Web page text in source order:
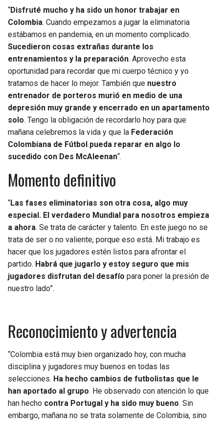
“Disfruté mucho y ha sido un honor trabajar en
Colombia. Cuando empezamos a jugar la eliminatoria
estábamos en pandemia, en un momento complicado.
Sucedieron cosas extrañas durante los
entrenamientos y la preparación. Aprovecho esta
oportunidad para recordar que mi cuerpo técnico y yo
tratamos de hacer lo mejor. También que nuestro
entrenador de porteros murió en medio de una
depresión muy grande y encerrado en un apartamento
solo. Tengo la obligación de recordarlo hoy para que
mañana celebremos la vida y que la Federación
Colombiana de Fútbol pueda reparar en algo lo
sucedido con Des McAleenan“.
Momento definitivo
“Las fases eliminatorias son otra cosa, algo muy
especial. El verdadero Mundial para nosotros empieza
a ahora. Se trata de carácter y talento. En este juego no se
trata de ser o no valiente, porque eso está. Mi trabajo es
hacer que los jugadores estén listos para afrontar el
partido. Habrá que jugarlo y estoy seguro que mis
jugadores disfrutan del desafío para poner la presión de
nuestro lado”.
Reconocimiento y advertencia
“Colombia está muy bien organizado hoy, con mucha
disciplina y jugadores muy buenos en todas las
selecciones. Ha hecho cambios de futbolistas que le
han aportado al grupo. He observado con atención lo que
han hecho contra Portugal y ha sido muy bueno. Sin
embargo, mañana no se trata solamente de Colombia, sino